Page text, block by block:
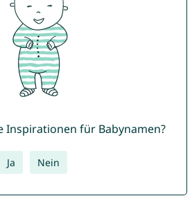
Inspirationen für Babynamen?
Ja Nein